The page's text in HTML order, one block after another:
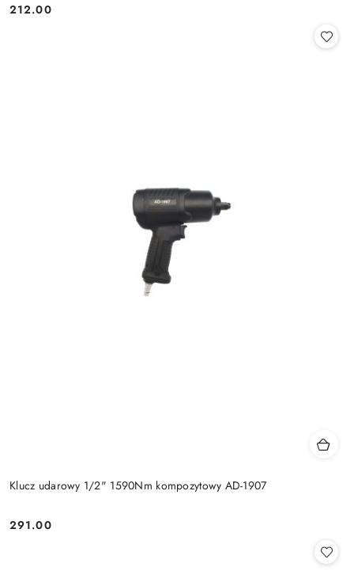
Cena:
212.00
Klucz udarowy 1/2" 1590Nm kompozytowy AD-1907
Cena:
291.00